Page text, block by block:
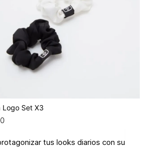
Logo Set X3
tus looks diarios con su